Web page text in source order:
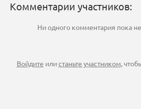
Комментарии участников:
Ни одного комментария пока
Войдите илистаньте участником,